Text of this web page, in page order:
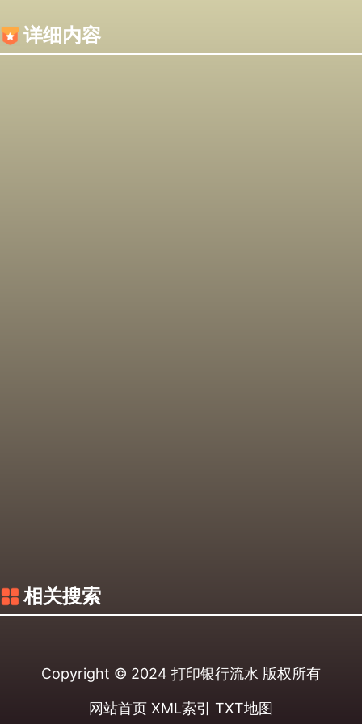
详细内容
相关搜索
Copyright © 2024 打印银行流水 版权所有
网站首页 XML索引 TXT地图